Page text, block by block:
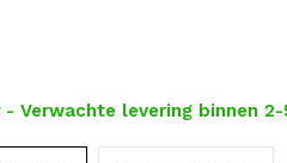
- Verwachte levering binnen